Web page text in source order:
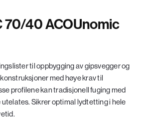
70/40 ACOUnomic
til oppbygging av gipsvegger og
med høye krav til
profilene kan tradisjonell fuging med
Sikrer optimal lydtetting i hele